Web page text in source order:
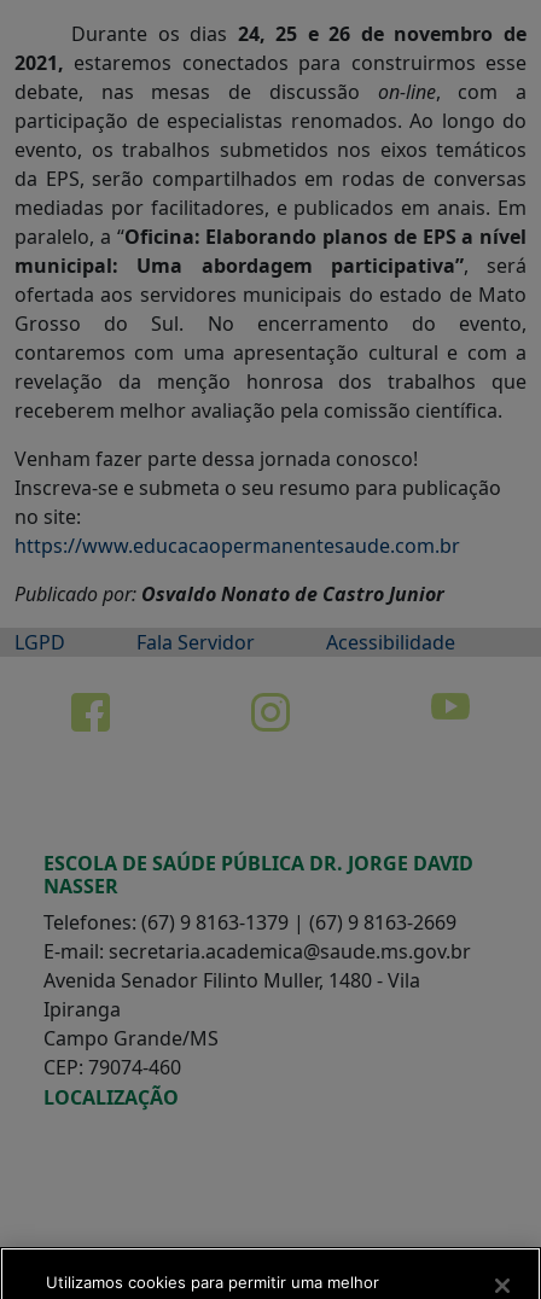
Durante os dias 24, 25 e 26 de novembro de
2021, estaremos conectados para construirmos esse
debate, nas mesas de discussão on-line, com a
participação de especialistas renomados. Ao longo do
evento, os trabalhos submetidos nos eixos temáticos
da EPS, serão compartilhados em rodas de conversas
mediadas por facilitadores, e publicados em anais. Em
paralelo, a “Oficina: Elaborando planos de EPS a nível
municipal: Uma abordagem participativa”, será
ofertada aos servidores municipais do estado de Mato
Grosso do Sul. No encerramento do evento,
contaremos com uma apresentação cultural e com a
revelação da menção honrosa dos trabalhos que
receberem melhor avaliação pela comissão científica.
Venham fazer parte dessa jornada conosco!
Inscreva-se e submeta o seu resumo para publicação
no site:
https://www.educacaopermanentesaude.com.br
Publicado por: Osvaldo Nonato de Castro Junior
LGPD
Fala Servidor Acessibilidade
ESCOLA DE SAÚDE PÚBLICA DR. JORGE DAVID
NASSER
Telefones: (67) 9 8163-1379 | (67) 9 8163-2669
E-mail: secretaria.academica@saude.ms.gov.br
Avenida Senador Filinto Muller, 1480 - Vila
Ipiranga
Campo Grande/MS
CEP: 79074-460
LOCALIZAÇÃO
Utilizamos cookies para permitir uma melhor